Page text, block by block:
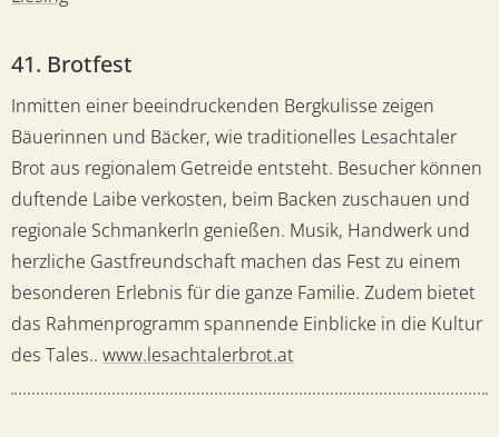
41. Brotfest
Inmitten einer beeindruckenden Bergkulisse zeigen
Bäuerinnen und Bäcker, wie traditionelles Lesachtaler
Brot aus regionalem Getreide entsteht. Besucher können
duftende Laibe verkosten, beim Backen zuschauen und
regionale Schmankerln genießen. Musik, Handwerk und
herzliche Gastfreundschaft machen das Fest zu einem
besonderen Erlebnis für die ganze Familie. Zudem bietet
das Rahmenprogramm spannende Einblicke in die Kultur
des Tales.. www.lesachtalerbrot.at